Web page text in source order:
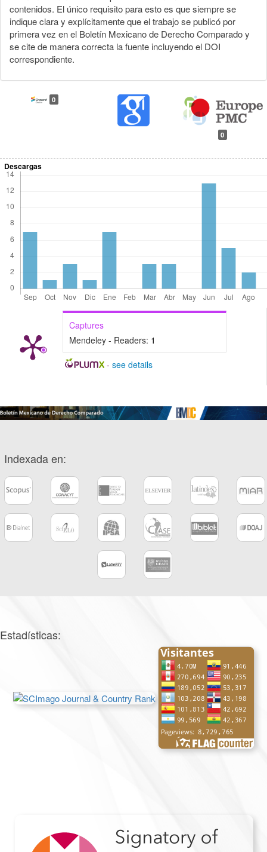
contenidos. El único requisito para esto es que siempre se
indique clara y explícitamente que el trabajo se publicó por
primera vez en el Boletín Mexicano de Derecho Comparado y
se cite de manera correcta la fuente incluyendo el DOI
correspondiente.
0
0
Descargas
Captures
Mendeley - Readers: 1
- see details
Indexada en:
Estadísticas: